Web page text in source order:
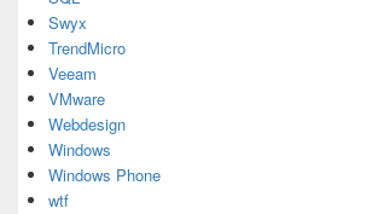
Swyx
TrendMicro
Veeam
VMware
Webdesign
Windows
Windows Phone
wtf